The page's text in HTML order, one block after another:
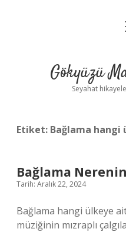
Gökyüzü
Seyahat
Etiket: Bağlama hangi
Bağlama Nerenin
Tarih: Aralık 22, 2024
Bağlama hangi ülkeye
müziğinin mızraplı